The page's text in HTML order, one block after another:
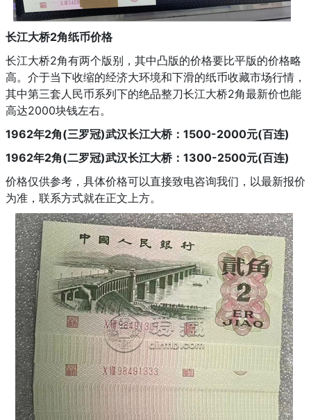
长江大桥2角纸币价格
长江大桥2角有两个版别，其中凸版的价格要比平版的价格略
高。介于当下收缩的经济大环境和下滑的纸币收藏市场行情，
其中第三套人民币系列下的绝品整刀长江大桥2角最新价也能
高达2000块钱左右。
1962年2角(三罗冠)武汉长江大桥：1500-2000元(百连)
1962年2角(二罗冠)武汉长江大桥：1300-2500元(百连)
价格仅供参考，具体价格可以直接致电咨询我们，以最新报价
为准，联系方式就在正文上方。